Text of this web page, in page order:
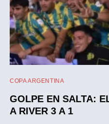
COPA ARGENTINA
GOLPE EN SALTA:
A RIVER 3 A 1